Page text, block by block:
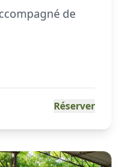
de
Réserver